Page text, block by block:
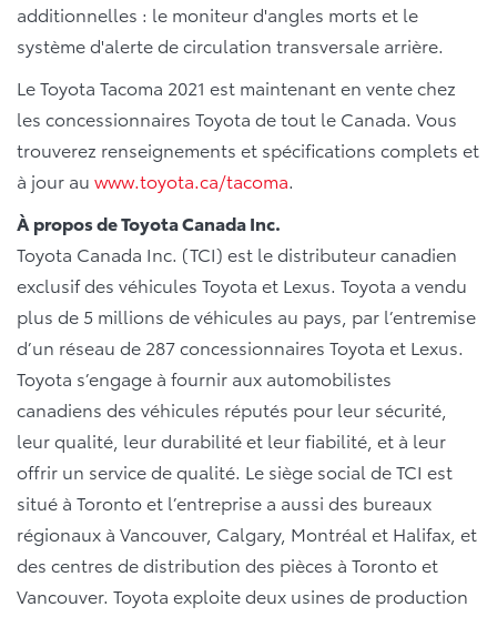
additionnelles : le moniteur d'angles morts et le
système d'alerte de circulation transversale arrière.
Le Toyota Tacoma 2021 est maintenant en vente chez
les concessionnaires Toyota de tout le Canada. Vous
trouverez renseignements et spécifications complets et
à jour au www.toyota.ca/tacoma.
À propos de Toyota Canada Inc.
Toyota Canada Inc. (TCI) est le distributeur canadien
exclusif des véhicules Toyota et Lexus. Toyota a vendu
plus de 5 millions de véhicules au pays, par l’entremise
d’un réseau de 287 concessionnaires Toyota et Lexus.
Toyota s’engage à fournir aux automobilistes
canadiens des véhicules réputés pour leur sécurité,
leur qualité, leur durabilité et leur fiabilité, et à leur
offrir un service de qualité. Le siège social de TCI est
situé à Toronto et l’entreprise a aussi des bureaux
régionaux à Vancouver, Calgary, Montréal et Halifax, et
des centres de distribution des pièces à Toronto et
Vancouver. Toyota exploite deux usines de production